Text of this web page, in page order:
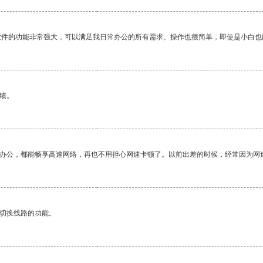
的功能非常强大，可以满足我日常办公的所有需求。操作也很简单，即使是小白
。
，都能畅享高速网络，再也不用担心网速卡顿了。以前出差的时候，经常因为
换线路的功能。